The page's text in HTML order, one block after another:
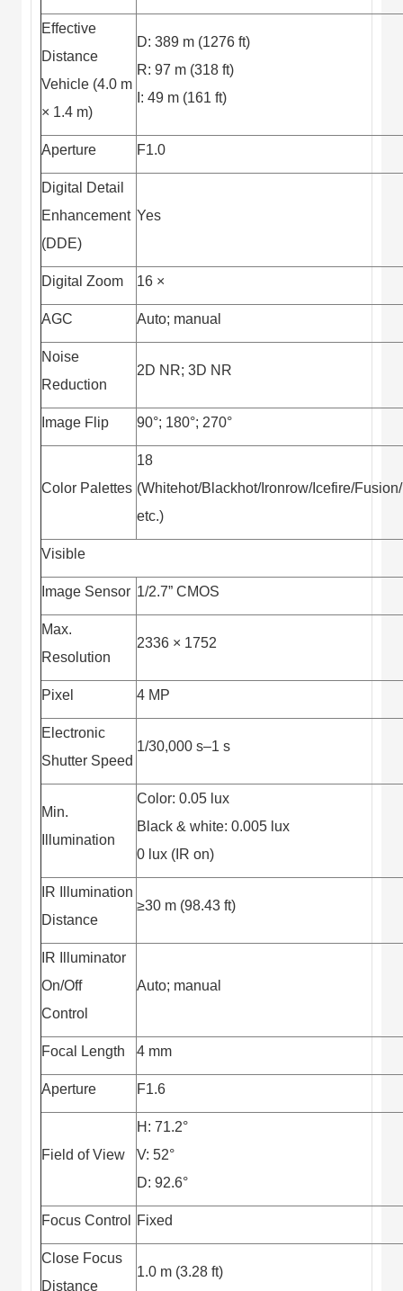
Effective
Distance
Vehicle (4.0 m
× 1.4 m)
D: 389 m (1276 ft)
R: 97 m (318 ft)
I: 49 m (161 ft)
Aperture F1.0
Digital Detail
Enhancement
(DDE)
Yes
Digital Zoom 16 ×
AGC Auto; manual
Noise
Reduction
2D NR; 3D NR
Image Flip 90°; 180°; 270°
Color Palettes
18
(Whitehot/Blackhot/Ironrow/Icefire/
etc.)
Visible
Image Sensor 1/2.7” CMOS
Max.
Resolution
2336 × 1752
Pixel 4 MP
Electronic
Shutter Speed
1/30,000 s–1 s
Min.
Illumination
Color: 0.05 lux
Black & white: 0.005 lux
0 lux (IR on)
IR Illumination
Distance
≥30 m (98.43 ft)
IR Illuminator
On/Off
Control
Auto; manual
Focal Length 4 mm
Aperture F1.6
Field of View
H: 71.2°
V: 52°
D: 92.6°
Focus Control Fixed
Close Focus
Distance
1.0 m (3.28 ft)